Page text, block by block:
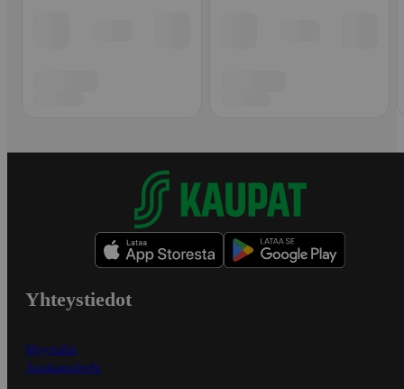
Yhteystiedot
Myymälät
Asiakaspalvelu